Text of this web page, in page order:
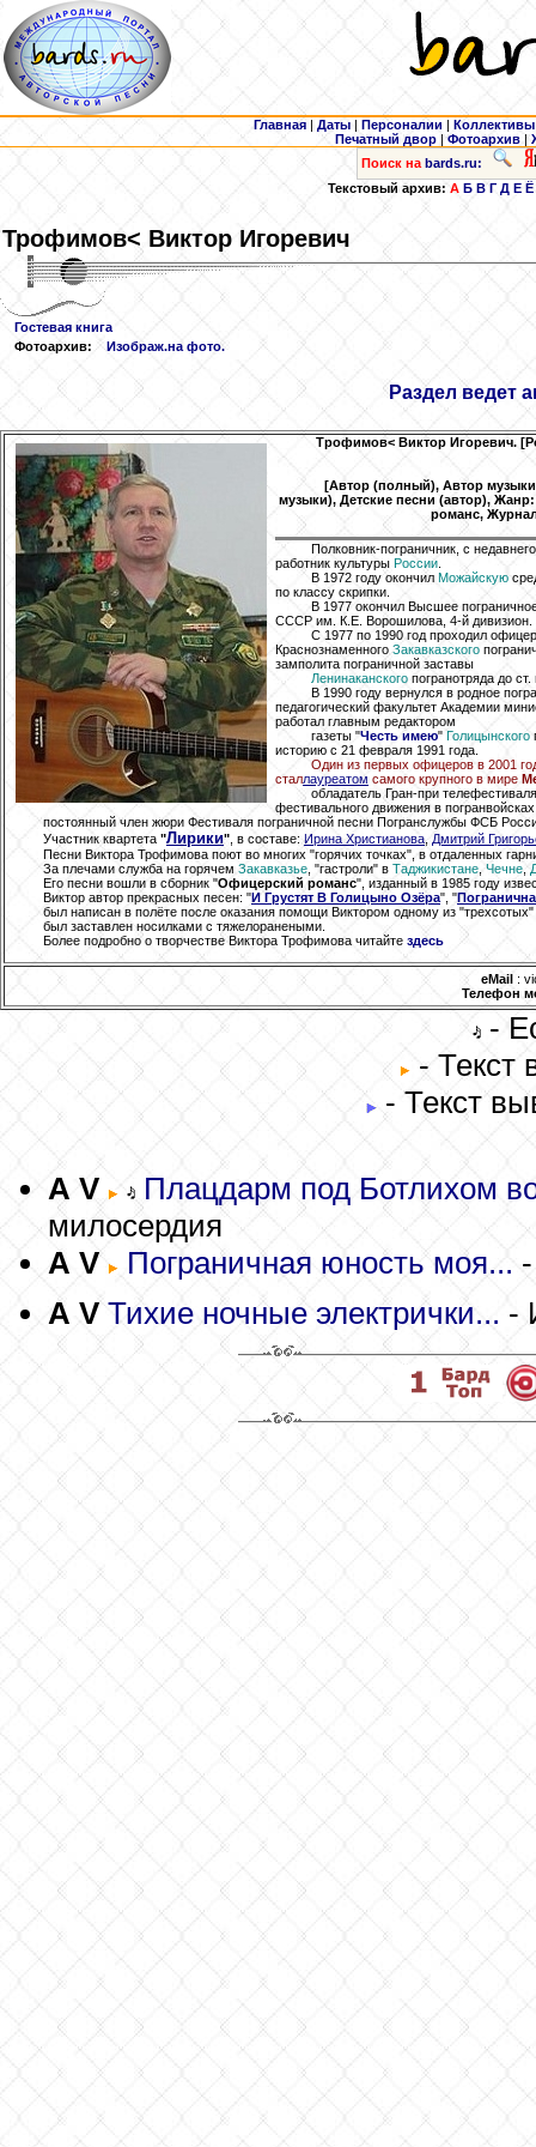
Главная | Даты | Персоналии | Коллективы
Печатный двор |Фотоархив |
Поиск на bards.ru:
Текстовый архив:А Б В Г Д Е Ё
Трофимов< Виктор Игоревич
Гостевая книга
Фотоархив:
Изображ.на фото.
Раздел ведет
Трофимов< Виктор Игоревич.
[Автор (полный), Автор музыки
музыки), Детские песни (автор),
романс,
Полковник-пограничник, с
работник культуры России
В 1972 году окончил Можайскую
по классу скрипки.
В 1977 окончил Высшее
СССР им. К.Е. Ворошилова, 4-й дивизион.
С 1977 по 1990 год проходил
КраснознаменногоЗакавказского
замполита пограничной заставы
Ленинаканского погранотряда до
В 1990 году вернулся в родное
педагогический факультет Академии
работал главным редактором
газеты "Честь имею" Голицынского
историю с 21 февраля 1991 года.
Один из первых офицеров в 2001
сталлауреатом самого крупного в мире
обладатель Гран-при
фестивального движения в
постоянный член жюри Фестиваля пограничной песни Погранслужбы ФСБ
Участник квартета "Лирики" , в составе: Ирина Христианова Дмитрий
Песни Виктора Трофимова поют во многих "горячих точках", в отдаленных
За плечами служба на горячем Закавказье , "гастроли" в Таджикистане Чечне ,
Его песни вошли в сборник "Офицерский романс", изданный в 1985 году
Виктор автор прекрасных песен: "И Грустят В Голицыно Озёра", "
был написан в полёте после оказания помощи Виктором одному из
был заставлен носилками с тяжелоранеными.
Более подробно о творчестве Виктора Трофимова читайте здесь
eMail :
Телефон
-
- Текст
- Текст
A V
Плацдарм под Ботлихом
милосердия
A V Пограничная юность моя...
A V Тихие ночные электрички... -